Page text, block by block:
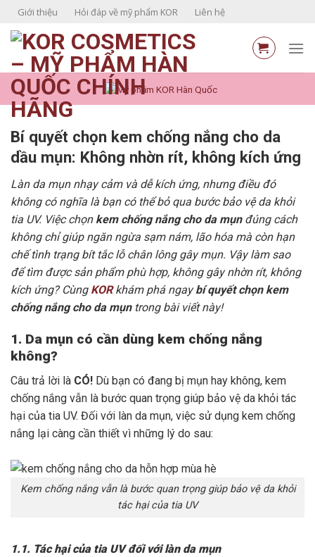
Skip
content
Giới thiệu Hỏi đáp về mỹ phẩm KOR Liên hệ
Bí quyết chọn kem chống nắng cho da
dầu mụn: Không nhờn rít, không kích ứng
Làn da mụn nhạy cảm và dễ kích ứng, nhưng điều đó
không có nghĩa là bạn có thể bỏ qua bước bảo vệ da khỏi
tia UV. Việc chọn kem chống nắng cho da mụnđúng cách
không chỉ giúp ngăn ngừa sạm nám, lão hóa mà còn hạn
chế tình trạng bít tắc lỗ chân lông gây mụn. Vậy làm sao
để tìm được sản phẩm phù hợp, không gây nhờn rít, không
kích ứng? Cùng KORkhám phá ngaybí quyết chọn kem
chống nắng cho da mụntrong bài viết này!
1. Da mụn có cần dùng kem chống nắng
không?
Câu trả lời là CÓ! Dù bạn có đang bị mụn hay không, kem
chống nắng vẫn là bước quan trọng giúp bảo vệ da khỏi tác
hại của tia UV. Đối với làn da mụn, việc sử dụng kem chống
nắng lại càng cần thiết vì những lý do sau:
Kem chống nắng vẫn là bước quan trọng giúp bảo vệ da khỏi
tác hại của tia UV
1.1. Tác hại của tia UV đối với làn da mụn